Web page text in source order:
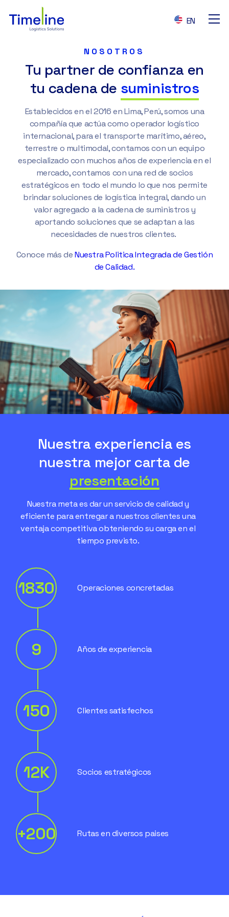
EN
Tracking
Contacto
NOSOTROS
Tu partner de confianza en
tu cadena de suministros
Establecidos en el 2016 en Lima, Perú, somos una
compañía que actúa como operador logístico
internacional, para el transporte marítimo, aéreo,
terrestre o multimodal, contamos con un equipo
especializado con muchos años de experiencia en el
mercado, contamos con una red de socios
estratégicos en todo el mundo lo que nos permite
brindar soluciones de logística integral, dando un
valor agregado a la cadena de suministros y
aportando soluciones que se adaptan a las
necesidades de nuestros clientes.
Conoce más deNuestra Politica Integrada de Gestión
de Calidad.
Nuestra experiencia es
nuestra mejor carta de
presentación
Nuestra meta es dar un servicio de calidad y
eficiente para entregar a nuestros clientes una
ventaja competitiva obteniendo su carga en el
tiempo previsto.
1830 Operaciones concretadas
9 Años de experiencia
150 Clientes satisfechos
12K Socios estratégicos
+200 Rutas en diversos paises